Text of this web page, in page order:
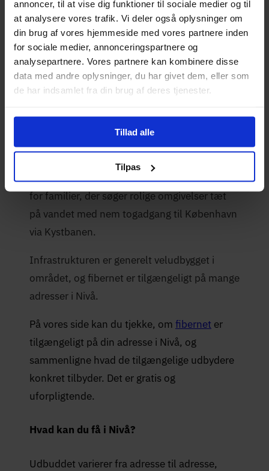
annoncer, til at vise dig funktioner til sociale medier og til
at analysere vores trafik. Vi deler også oplysninger om
din brug af vores hjemmeside med vores partnere inden
for sociale medier, annonceringspartnere og
analysepartnere. Vores partnere kan kombinere disse
data med andre oplysninger, du har givet dem, eller som
de har indsamlet fra din brug af deres tjenester.
Tillad alle
Tilpas
Skrevet af
Mikkel Winther
28-05-2026
strandforhold. Byen er et populært boligvalg
for familier, der søger rolige omgivelser tæt
på vandet med nem togadgang til København
via Kystbanen.
Infrastrukturen er generelt veludbygget i
området, og fibernet er tilgængeligt på mange
adresser i Nivå.
På vores side kan du tjekke, om fibernet er
tilgængeligt på din adresse i Nivå, og
sammenligne hvad de tilgængelige udbydere
konkret tilbyder. Det er gratis og
uforpligtende.
Hvad kan du få i Nivå?
Udbuddet varierer fra adresse til adresse,